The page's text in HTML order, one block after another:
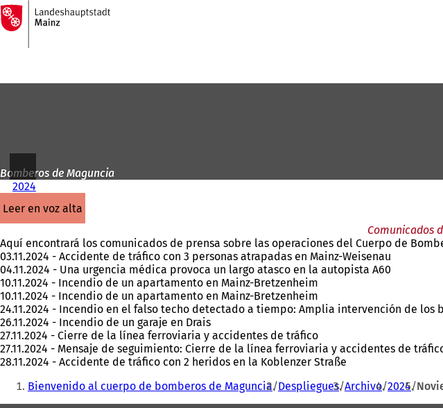
Saltar al contenido
A
la
página
Bomberos de Maguncia
2024
leer en voz alta
Comunicados
Aquí encontrará los comunicados de prensa sobre las operaciones del Cuerpo de
03.11.2024 - Accidente de tráfico con 3 personas atrapadas en Mainz-Weisenau
04.11.2024 - Una urgencia médica provoca un largo atasco en la autopista A60
10.11.2024 - Incendio de un apartamento en Mainz-Bretzenheim
10.11.2024 - Incendio de un apartamento en Mainz-Bretzenheim
24.11.2024 - Incendio en el falso techo detectado a tiempo: Amplia intervención de los
26.11.2024 - Incendio de un garaje en Drais
27.11.2024 - Cierre de la línea ferroviaria y accidentes de tráfico
27.11.2024 - Mensaje de seguimiento: Cierre de la línea ferroviaria y accidentes de
28.11.2024 - Accidente de tráfico con 2 heridos en la Koblenzer Straße
Estás
aquí:
Bienvenido al cuerpo de bomberos de Maguncia Despliegues Archivo 2024